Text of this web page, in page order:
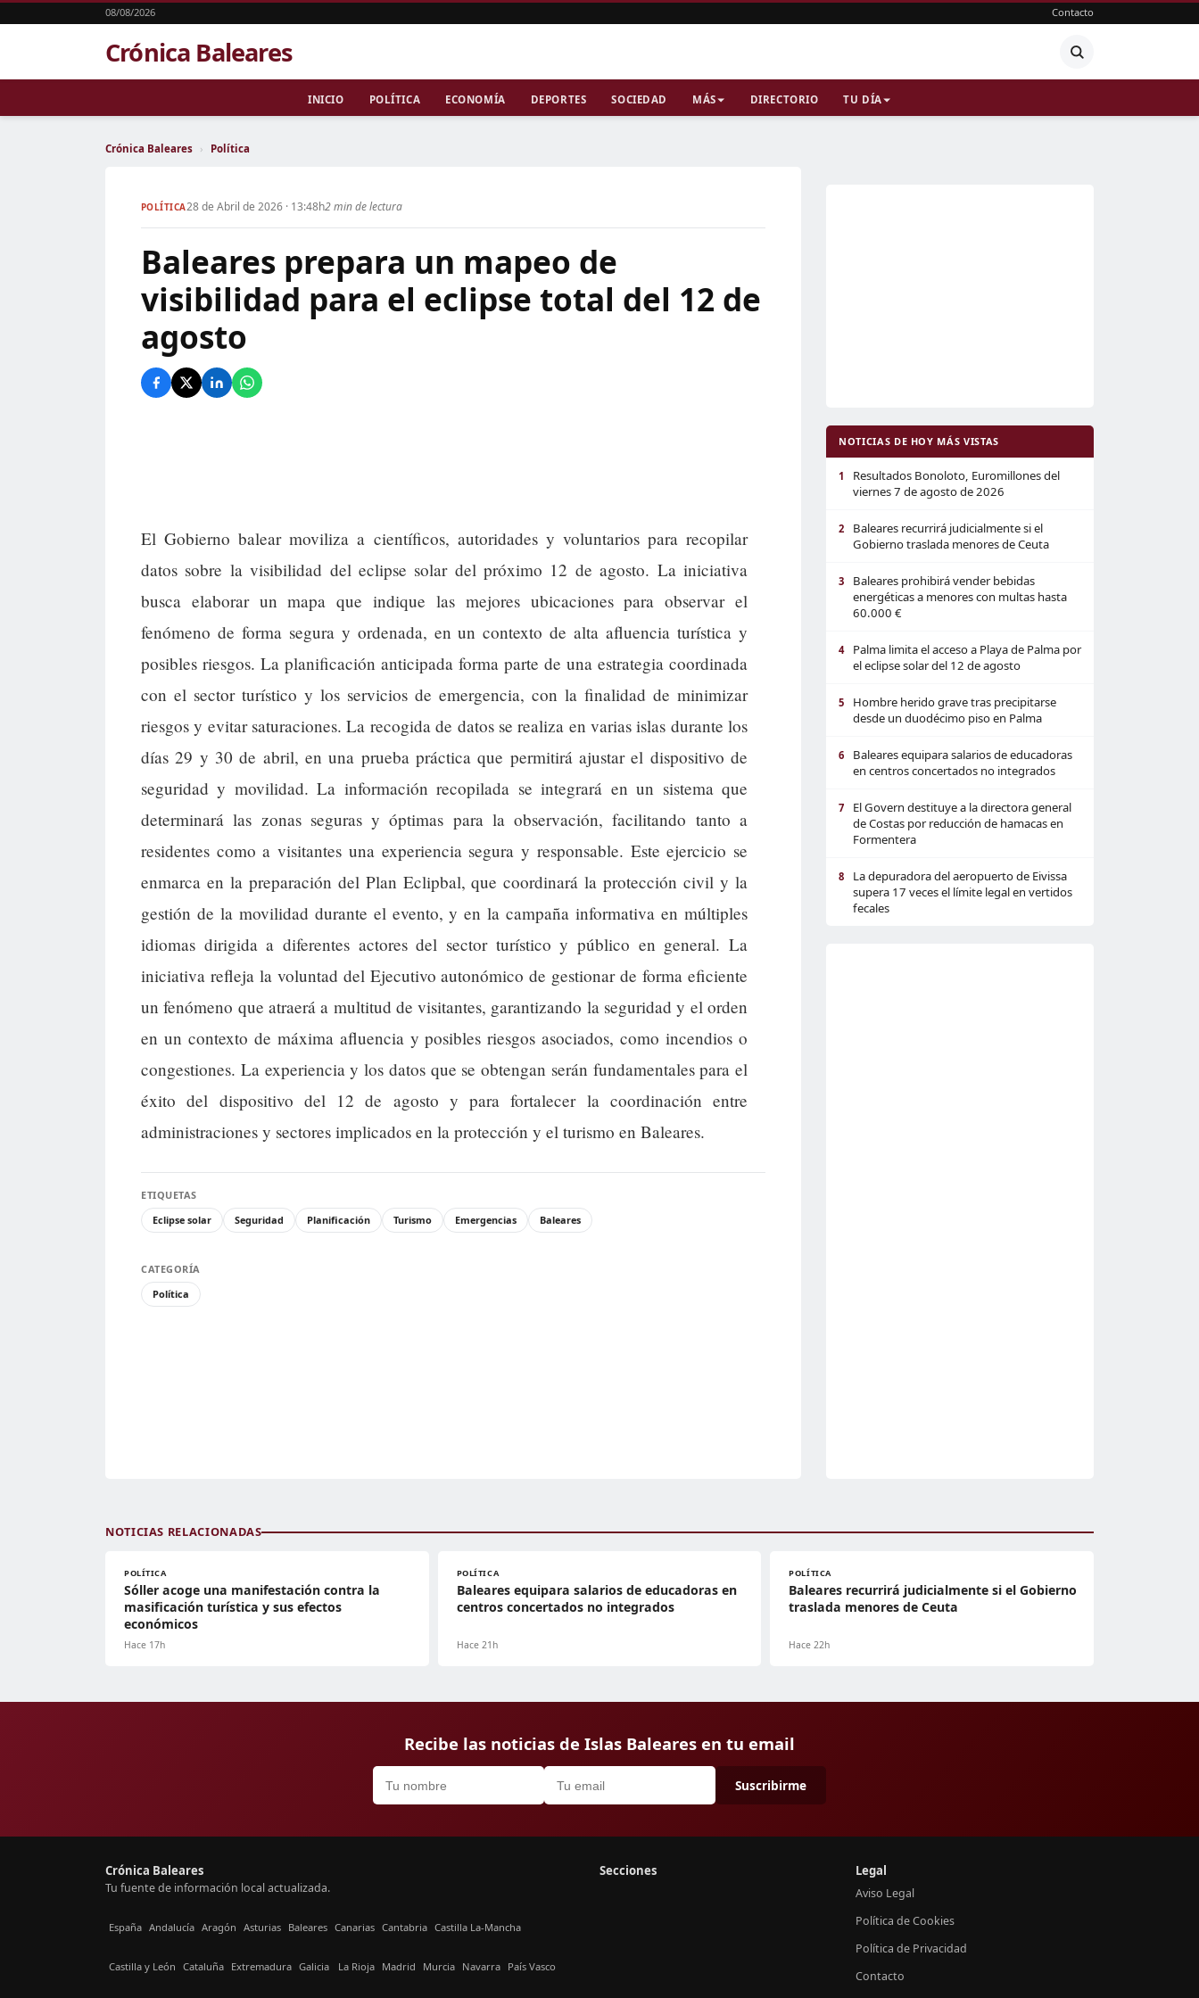
08/08/2026 Contacto
Crónica Baleares
INICIO POLÍTICA ECONOMÍA DEPORTES SOCIEDAD MÁS DIRECTORIO TU DÍA
Crónica Baleares › Política
POLÍTICA28 de Abril de 2026 · 13:48h2 min de lectura
Baleares prepara un mapeo de
visibilidad para el eclipse total del 12 de
agosto
El Gobierno balear moviliza a científicos, autoridades y voluntarios para recopilar
datos sobre la visibilidad del eclipse solar del próximo 12 de agosto. La iniciativa
busca elaborar un mapa que indique las mejores ubicaciones para observar el
fenómeno de forma segura y ordenada, en un contexto de alta afluencia turística y
posibles riesgos. La planificación anticipada forma parte de una estrategia coordinada
con el sector turístico y los servicios de emergencia, con la finalidad de minimizar
riesgos y evitar saturaciones. La recogida de datos se realiza en varias islas durante los
días 29 y 30 de abril, en una prueba práctica que permitirá ajustar el dispositivo de
seguridad y movilidad. La información recopilada se integrará en un sistema que
determinará las zonas seguras y óptimas para la observación, facilitando tanto a
residentes como a visitantes una experiencia segura y responsable. Este ejercicio se
enmarca en la preparación del Plan Eclipbal, que coordinará la protección civil y la
gestión de la movilidad durante el evento, y en la campaña informativa en múltiples
idiomas dirigida a diferentes actores del sector turístico y público en general. La
iniciativa refleja la voluntad del Ejecutivo autonómico de gestionar de forma eficiente
un fenómeno que atraerá a multitud de visitantes, garantizando la seguridad y el orden
en un contexto de máxima afluencia y posibles riesgos asociados, como incendios o
congestiones. La experiencia y los datos que se obtengan serán fundamentales para el
éxito del dispositivo del 12 de agosto y para fortalecer la coordinación entre
administraciones y sectores implicados en la protección y el turismo en Baleares.
ETIQUETAS
Eclipse solar
Seguridad Planificación Turismo Emergencias Baleares
CATEGORÍA
Política
NOTICIAS DE HOY MÁS VISTAS
1
Resultados Bonoloto, Euromillones del
viernes 7 de agosto de 2026
2
Baleares recurrirá judicialmente si el
Gobierno traslada menores de Ceuta
3
Baleares prohibirá vender bebidas
energéticas a menores con multas hasta
60.000 €
4
Palma limita el acceso a Playa de Palma por
el eclipse solar del 12 de agosto
5
Hombre herido grave tras precipitarse
desde un duodécimo piso en Palma
6
Baleares equipara salarios de educadoras
en centros concertados no integrados
7
El Govern destituye a la directora general
de Costas por reducción de hamacas en
Formentera
8
La depuradora del aeropuerto de Eivissa
supera 17 veces el límite legal en vertidos
fecales
NOTICIAS RELACIONADAS
POLÍTICA
Sóller acoge una manifestación contra la
masificación turística y sus efectos
económicos
Hace 17h
POLÍTICA
Baleares equipara salarios de educadoras en
centros concertados no integrados
Hace 21h
POLÍTICA
Baleares recurrirá judicialmente si el Gobierno
traslada menores de Ceuta
Hace 22h
Recibe las noticias de Islas Baleares en tu email
Suscribirme
Crónica Baleares
Tu fuente de información local actualizada.
España Andalucía Aragón Asturias Baleares Canarias Cantabria Castilla La-Mancha
Castilla y León Cataluña Extremadura Galicia La Rioja Madrid Murcia Navarra País Vasco
Secciones Legal
Aviso Legal
Política de Cookies
Política de Privacidad
Contacto